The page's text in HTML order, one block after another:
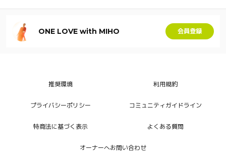
ONE LOVE with MIHO 会員登録
推奨環境 利用規約
プライバシーポリシー コミュニティガイドライン
特商法に基づく表示 よくある質問
オーナーへお問い合わせ